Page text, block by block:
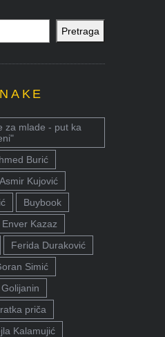
Pretraga
za mlade - put ka
Burić
Asmir Kujović
Buybook
Enver Kazaz
Ferida Duraković
Simić
priča
Kalamujić